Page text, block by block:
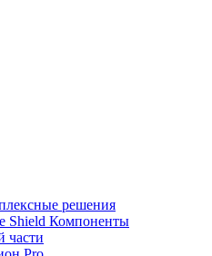
решения
Shield Компоненты
части